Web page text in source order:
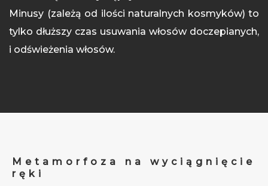
Minusy (zależą od ilości naturalnych kosmyków) to
tylko dłuższy czas usuwania włosów doczepianych,
i odświeżenia włosów.
Metamorfoza na wyciągnięcie
ręki